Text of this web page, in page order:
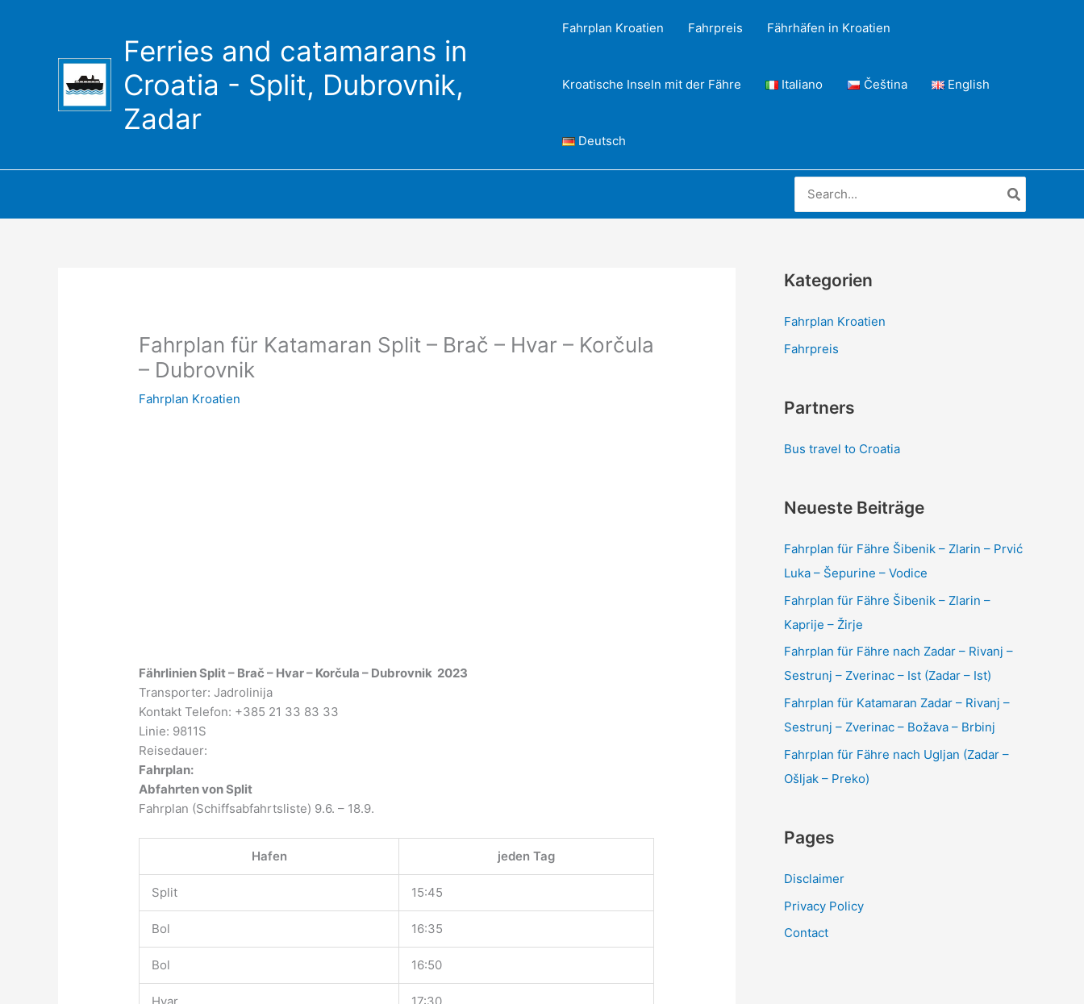
Ferries and catamarans in
Croatia - Split, Dubrovnik,
Zadar
Fahrplan Kroatien Fahrpreis Fährhäfen in Kroatien
Kroatische Inseln mit der Fähre Italiano Čeština English
Deutsch
for:
Fahrplan für Katamaran Split – Brač – Hvar – Korčula
– Dubrovnik
Fahrplan Kroatien
Fährlinien Split – Brač – Hvar – Korčula – Dubrovnik 2023
Transporter: Jadrolinija
Kontakt Telefon: +385 21 33 83 33
Linie: 9811S
Reisedauer:
Fahrplan:
Abfahrten von Split
Fahrplan (Schiffsabfahrtsliste) 9.6. – 18.9.
Hafen jeden Tag
Split 15:45
Bol 16:35
Bol 16:50
Kategorien
Fahrplan Kroatien
Fahrpreis
Partners
Bus travel to Croatia
Neueste Beiträge
Fahrplan für Fähre Šibenik – Zlarin – Prvić
Luka – Šepurine – Vodice
Fahrplan für Fähre Šibenik – Zlarin –
Kaprije – Žirje
Fahrplan für Fähre nach Zadar – Rivanj –
Sestrunj – Zverinac – Ist (Zadar – Ist)
Fahrplan für Katamaran Zadar – Rivanj –
Sestrunj – Zverinac – Božava – Brbinj
Fahrplan für Fähre nach Ugljan (Zadar –
Ošljak – Preko)
Pages
Disclaimer
Privacy Policy
Contact